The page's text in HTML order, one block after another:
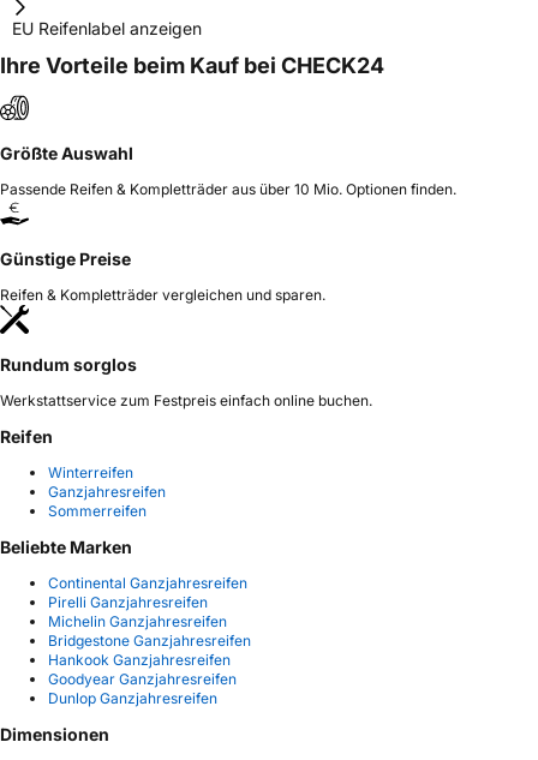
EU Reifenlabel anzeigen
Ihre Vorteile beim Kauf bei CHECK24
Größte Auswahl
Passende Reifen & Kompletträder aus über 10 Mio. Optionen finden.
Günstige Preise
Reifen & Kompletträder vergleichen und sparen.
Rundum sorglos
Werkstattservice zum Festpreis einfach online buchen.
Reifen
Winterreifen
Ganzjahresreifen
Sommerreifen
Beliebte Marken
Continental Ganzjahresreifen
Pirelli Ganzjahresreifen
Michelin Ganzjahresreifen
Bridgestone Ganzjahresreifen
Hankook Ganzjahresreifen
Goodyear Ganzjahresreifen
Dunlop Ganzjahresreifen
Dimensionen